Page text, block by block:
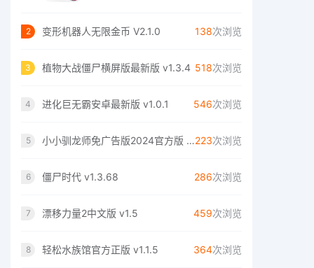
2 变形机器人无限金币 V2.1.0 138次浏览
3 植物大战僵尸横屏版最新版 v1.3.4 518次浏览
4 进化巨无霸安卓最新版 v1.0.1 546次浏览
5 小小驯龙师免广告版2024官方版 v1.5223次浏览
6 僵尸时代 v1.3.68 286次浏览
7 漂移力量2中文版 v1.5 459次浏览
8 轻松水族馆官方正版 v1.1.5 364次浏览